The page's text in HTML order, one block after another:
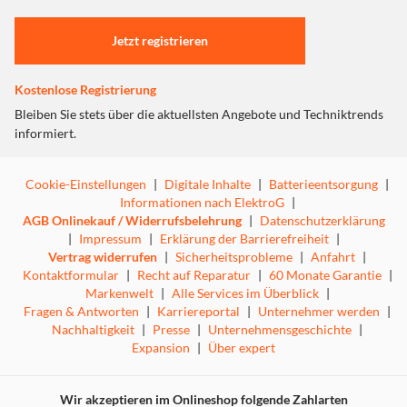
individuell einstellbarer aktiver Geräuschunterdrückung
(ANC) und modernster Soundtechnologie: Erleben Sie mit
Jabra ShakeGrip™ ultimative Bewegungsfreiheit beim
für Ihren aktiven Lifestyle.
Highlights
ShakeGrip™-Technologie
Die Jabra Elite 7 Active In-ear-Bluetooth-Kopfhörer
halten dank der Flüssigsilikon-Gummi-Beschichtung auch
beim härtesten Training sicher im Ohr.
Design
Earbuds sind perfekt fürs Training: Wasserfest,
Einstellungen anpassen
Jetzt registrieren
Kostenlose Registrierung
Bleiben Sie stets über die aktuellsten Angebote und Techniktrends
informiert.
Cookie-Einstellungen | Digitale Inhalte | Batterieentsorgung |
Informationen nach ElektroG |
AGB Onlinekauf / Widerrufsbelehrung | Datenschutzerklärung
| Impressum | Erklärung der Barrierefreiheit |
Vertrag widerrufen | Sicherheitsprobleme | Anfahrt |
Kontaktformular | Recht auf Reparatur | 60 Monate Garantie |
Markenwelt | Alle Services im Überblick |
Fragen & Antworten | Karriereportal | Unternehmer werden |
Nachhaltigkeit | Presse | Unternehmensgeschichte |
Expansion | Über expert
Wir akzeptieren im Onlineshop folgende Zahlarten